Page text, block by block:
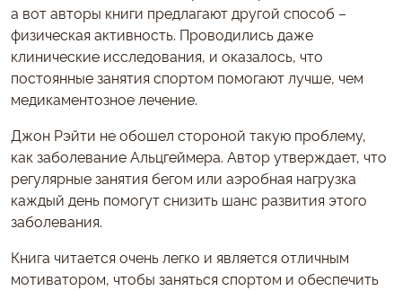
а вот авторы книги предлагают другой способ –
физическая активность. Проводились даже
клинические исследования, и оказалось, что
постоянные занятия спортом помогают лучше, чем
медикаментозное лечение.
Джон Рэйти не обошел стороной такую проблему,
как заболевание Альцгеймера. Автор утверждает, что
регулярные занятия бегом или аэробная нагрузка
каждый день помогут снизить шанс развития этого
заболевания.
Книга читается очень легко и является отличным
мотиватором, чтобы заняться спортом и обеспечить